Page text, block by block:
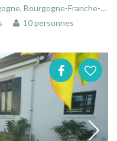
Franche-Comté, France
10 personnes